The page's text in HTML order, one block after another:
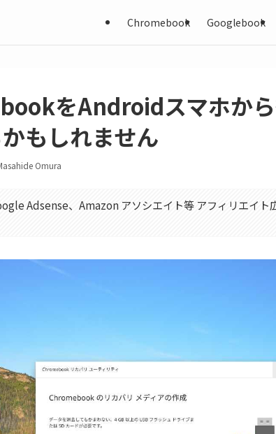
Chromebook Googlebook
をAndroidスマホから
もしれません
Omura
Adsense、Amazon アソシエイト等 アフィリエイト